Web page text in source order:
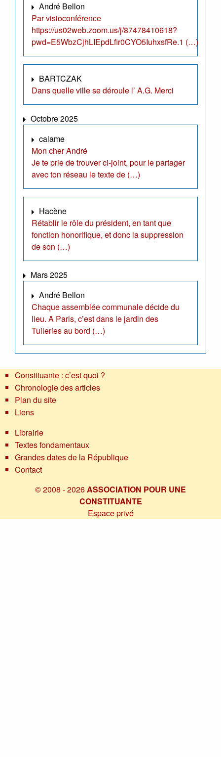
André Bellon
Par visioconférence
https://us02web.zoom.us/j/87478410618?
pwd=E5WbzCjhLIEpdLfir0CYO5IuhxsfRe.1 (…)
BARTCZAK
Dans quelle ville se déroule l’ A.G. Merci
Octobre 2025
calame
Mon cher André
Je te prie de trouver ci-joint, pour le partager
avec ton réseau le texte de (…)
Hacène
Rétablir le rôle du président, en tant que
fonction honorifique, et donc la suppression
de son (…)
Mars 2025
André Bellon
Chaque assemblée communale décide du
lieu. A Paris, c’est dans le jardin des
Tuileries au bord (…)
Constituante : c’est quoi ?
Chronologie des articles
Plan du site
Liens
Librairie
Textes fondamentaux
Grandes dates de la République
Contact
© 2008 - 2026ASSOCIATION POUR UNE
CONSTITUANTE
Espace privé